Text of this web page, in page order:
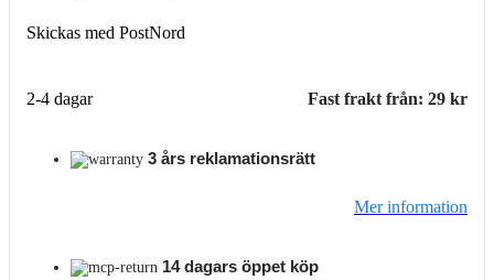
Skickas med PostNord
2-4 dagar Fast frakt från: 29 kr
3 års reklamationsrätt
Mer information
14 dagars öppet köp